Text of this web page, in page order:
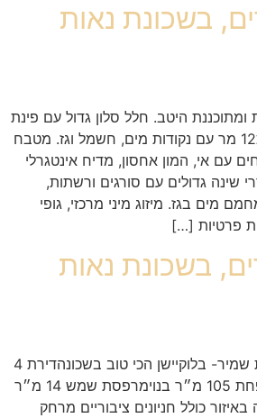
חדרים, בשכונת נאות
ומתוכננת היטב. חלל סלון גדול עם פינת
אוכל ויציאה למרפסת כ12 מר עם נקודות מים, חשמל וגז. מטבח
עם אי, המון אחסון, מדיח אינטגרלי
שינה גדולים עם סורגים ורשתות,
מים בגז. מיזוג מיני מרכזי, גופי
חדרים, בשכונת נאות
חדש למכירה בלב נאות שמיר- בלוקיישן הכי טוב בשכונהדירת 4
חדרים משודרגת ומטופחת 105 מ״ר בנוימרפסת שמש 14 מ״ר
כולל חניונים ציבוריים מרחק